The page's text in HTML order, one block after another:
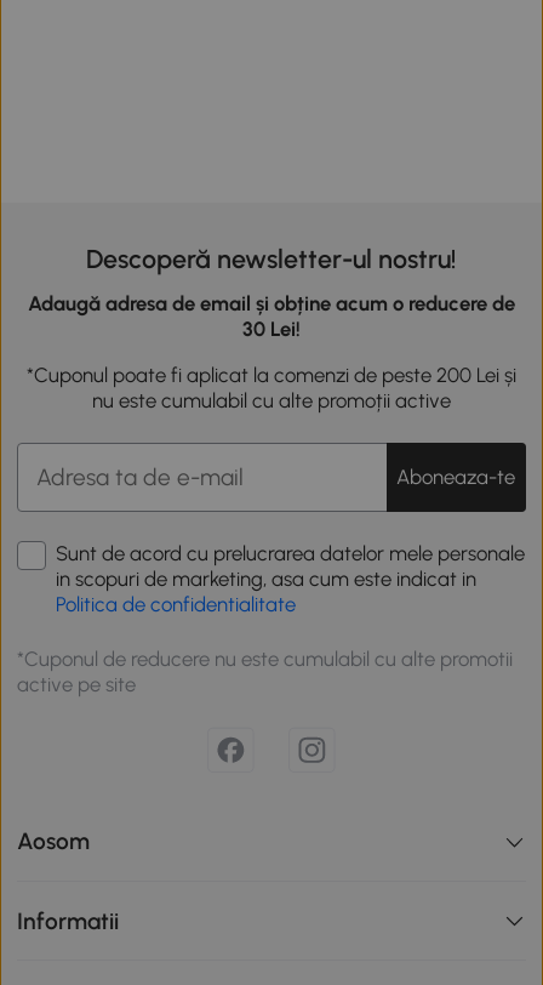
Descoperă newsletter-ul nostru!
Adaugă adresa de email și obține acum o reducere de
30 Lei!
*Cuponul poate fi aplicat la comenzi de peste 200 Lei și
nu este cumulabil cu alte promoții active
Aboneaza-te
Sunt de acord cu prelucrarea datelor mele personale
in scopuri de marketing, asa cum este indicat in
Politica de confidentialitate
*Cuponul de reducere nu este cumulabil cu alte promotii
active pe site
Aosom
Informatii